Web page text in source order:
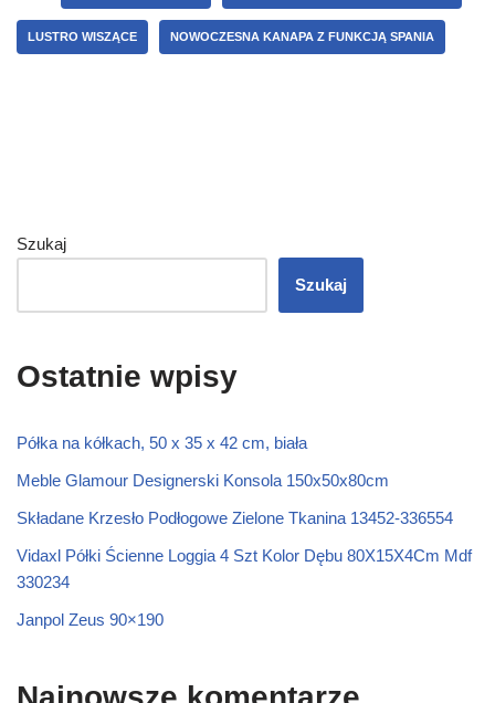
LUSTRO WISZĄCE NOWOCZESNA KANAPA Z FUNKCJĄ SPANIA
Szukaj
Szukaj
Ostatnie wpisy
Półka na kółkach, 50 x 35 x 42 cm, biała
Meble Glamour Designerski Konsola 150x50x80cm
Składane Krzesło Podłogowe Zielone Tkanina 13452-336554
Vidaxl Półki Ścienne Loggia 4 Szt Kolor Dębu 80X15X4Cm Mdf
330234
Janpol Zeus 90×190